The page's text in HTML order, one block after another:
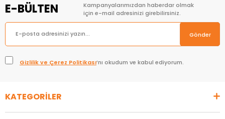
E-BÜLTEN
Kampanyalarımızdan haberdar olmak
için e-mail adresinizi girebilirsiniz.
Gönder
Gizlilik ve Çerez Politikası’nı okudum ve kabul ediyorum.
KATEGORİLER